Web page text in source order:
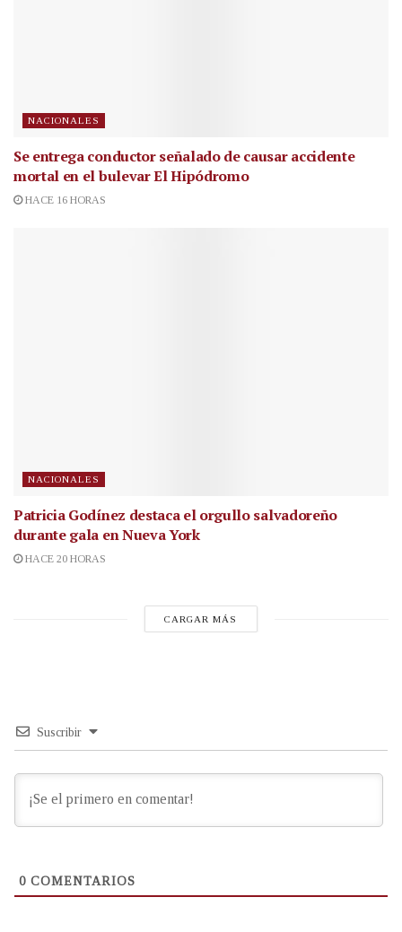
NACIONALES
Se entrega conductor señalado de causar accidente
mortal en el bulevar El Hipódromo
HACE 16 HORAS
NACIONALES
Patricia Godínez destaca el orgullo salvadoreño
durante gala en Nueva York
HACE 20 HORAS
CARGAR MÁS
Suscribir
0 COMENTARIOS